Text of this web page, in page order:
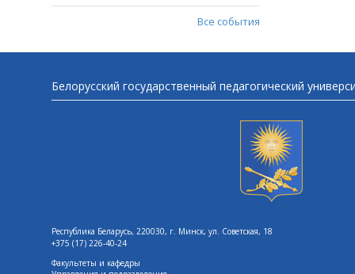
Все события
Белорусский государственный педагогический
Республика Беларусь, 220030, г. Минск, ул. Советская, 18
+375 (17) 226-40-24
Факультеты и кафедры